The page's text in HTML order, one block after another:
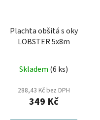
Plachta obšitá s oky
LOBSTER 5x8m
Skladem (6 ks)
288,43 Kč bez DPH
349 Kč